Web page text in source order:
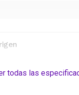
todas las